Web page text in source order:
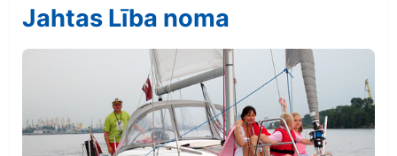
Jahtas Lība noma